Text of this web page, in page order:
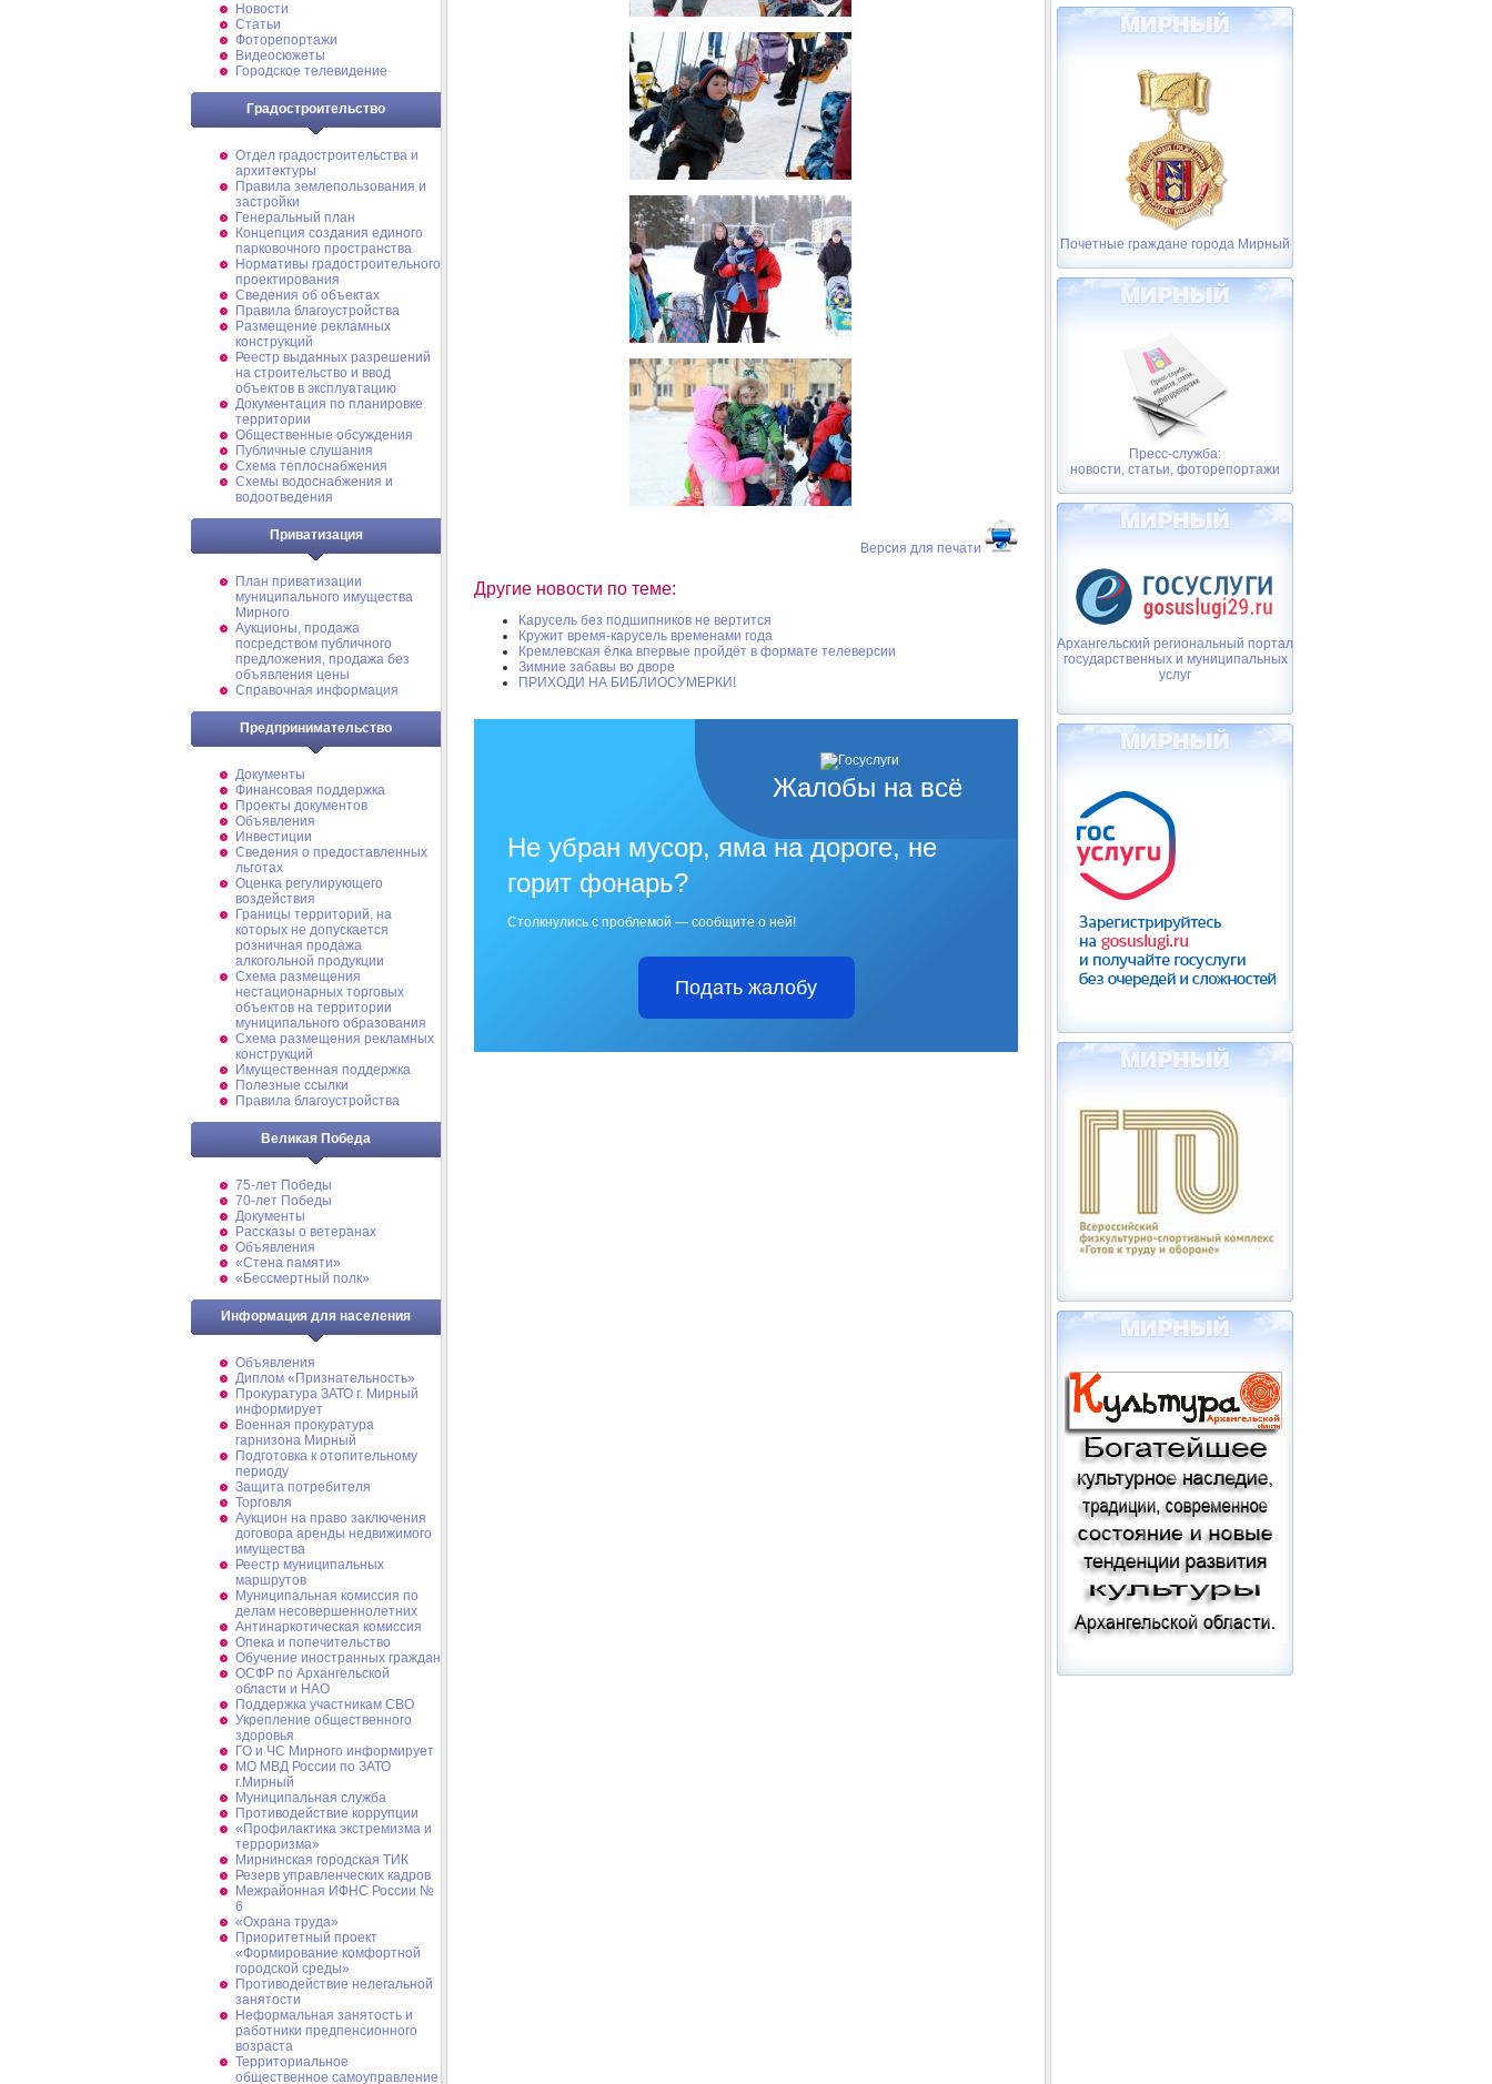
Новости
Статьи
Фоторепортажи
Видеосюжеты
Городское телевидение
Градостроительство
Отдел градостроительства и
архитектуры
Правила землепользования и
застройки
Генеральный план
Концепция создания единого
парковочного пространства
Нормативы градостроительного
проектирования
Сведения об объектах
Правила благоустройства
Размещение рекламных
конструкций
Реестр выданных разрешений
на строительство и ввод
объектов в эксплуатацию
Документация по планировке
территории
Общественные обсуждения
Публичные слушания
Схема теплоснабжения
Схемы водоснабжения и
водоотведения
Приватизация
План приватизации
муниципального имущества
Мирного
Аукционы, продажа
посредством публичного
предложения, продажа без
объявления цены
Справочная информация
Предпринимательство
Документы
Финансовая поддержка
Проекты документов
Объявления
Инвестиции
Сведения о предоставленных
льготах
Оценка регулирующего
воздействия
Границы территорий, на
которых не допускается
розничная продажа
алкогольной продукции
Схема размещения
нестационарных торговых
объектов на территории
муниципального образования
Схема размещения рекламных
конструкций
Имущественная поддержка
Полезные ссылки
Правила благоустройства
Великая Победа
75-лет Победы
70-лет Победы
Документы
Рассказы о ветеранах
Объявления
«Стена памяти»
«Бессмертный полк»
Информация для населения
Объявления
Диплом «Признательность»
Прокуратура ЗАТО г. Мирный
информирует
Военная прокуратура
гарнизона Мирный
Подготовка к отопительному
периоду
Защита потребителя
Торговля
Аукцион на право заключения
договора аренды недвижимого
имущества
Реестр муниципальных
маршрутов
Муниципальная комиссия по
делам несовершеннолетних
Антинаркотическая комиссия
Опека и попечительство
Обучение иностранных граждан
ОСФР по Архангельской
области и НАО
Поддержка участникам СВО
Укрепление общественного
здоровья
ГО и ЧС Мирного информирует
МО МВД России по ЗАТО
г.Мирный
Муниципальная cлужба
Противодействие коррупции
«Профилактика экстремизма и
терроризма»
Мирнинская городская ТИК
Резерв управленческих кадров
Межрайонная ИФНС России №
6
«Охрана труда»
Приоритетный проект
«Формирование комфортной
городской среды»
Противодействие нелегальной
занятости
Неформальная занятость и
работники предпенсионного
возраста
Территориальное
общественное самоуправление
Версия для печати
Другие новости по теме:
Карусель без подшипников не вертится
Кружит время-карусель временами года
Кремлевская ёлка впервые пройдёт в формате телеверсии
Зимние забавы во дворе
ПРИХОДИ НА БИБЛИОСУМЕРКИ!
Жалобы на всё
Не убран мусор, яма на дороге, не
горит фонарь?
Столкнулись с проблемой — сообщите о ней!
Подать жалобу
Почетные граждане города Мирный
Пресс-служба:
новости, статьи, фоторепортажи
Архангельский региональный портал
государственных и муниципальных
услуг